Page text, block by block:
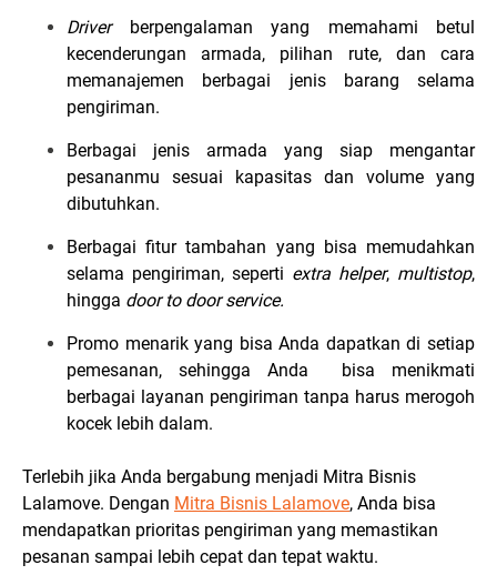
Driver berpengalaman yang memahami betul
kecenderungan armada, pilihan rute, dan cara
memanajemen berbagai jenis barang selama
pengiriman.
Berbagai jenis armada yang siap mengantar
pesananmu sesuai kapasitas dan volume yang
dibutuhkan.
Berbagai fitur tambahan yang bisa memudahkan
selama pengiriman, seperti extra helper, multistop,
hingga door to door service.
Promo menarik yang bisa Anda dapatkan di setiap
pemesanan, sehingga Anda bisa menikmati
berbagai layanan pengiriman tanpa harus merogoh
kocek lebih dalam.
Terlebih jika Anda bergabung menjadi Mitra Bisnis
Lalamove. Dengan Mitra Bisnis Lalamove, Anda bisa
mendapatkan prioritas pengiriman yang memastikan
pesanan sampai lebih cepat dan tepat waktu.